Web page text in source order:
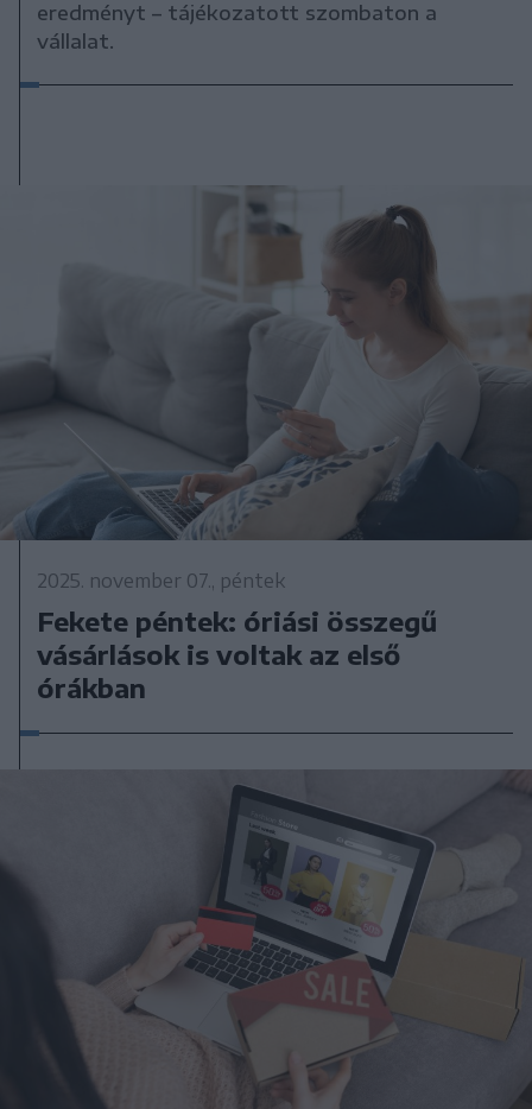
eredményt – tájékozatott szombaton a
vállalat.
2025. november 07., péntek
Fekete péntek: óriási összegű
vásárlások is voltak az első
órákban